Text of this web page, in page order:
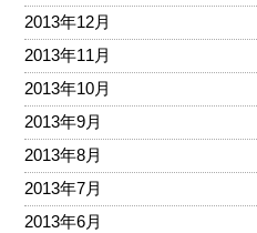
2013年12月
2013年11月
2013年10月
2013年9月
2013年8月
2013年7月
2013年6月